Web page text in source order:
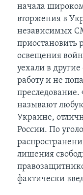
начала
вторжения в
независимых
приостановить
освещения
уехали в
работу и не
называют
Украине,
России. По
лишения
фактически